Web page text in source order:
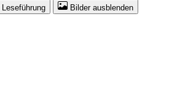
Leseführung
Bilder ausblenden